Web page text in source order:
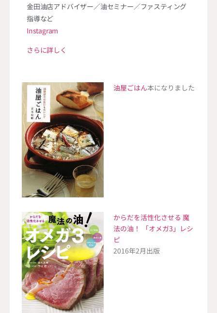
金田油店アドバイザー／油セミナー／ファスティング
指導など
Instagram
さらに詳しく
油屋ごはん本になりました
からだを活性化させる 魔
法の油！ 「オメガ3」レシ
ピ
2016年2月出版